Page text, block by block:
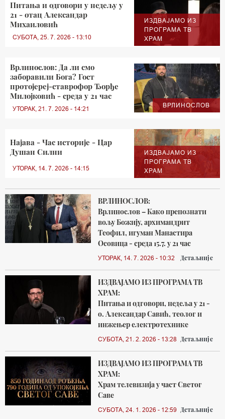
ИЗДВАЈАМО ИЗ
ПРОГРАМА ТВ
ХРАМ
Питања и одговори у недељу у
21 - отац Александар
Михаиловић
СУБОТА, 25. 7. 2026 - 13:10
ВРЛИНОСЛОВ
Врлинослов: Да ли смо
заборавили Бога? Гост
протојереј-ставрофор Ђорђе
Милојковић - среда у 21 час
УТОРАК, 21. 7. 2026 - 14:21
ИЗДВАЈАМО ИЗ
ПРОГРАМА ТВ
ХРАМ
Најава - Час историје - Цар
Душан Силни
УТОРАК, 14. 7. 2026 - 14:15
ВРЛИНОСЛОВ:
Врлинослов – Како препознати
вољу Божију, архимандрит
Теофил, игуман Манастира
Осовица - среда 15.7. у 21 час
УТОРАК, 14. 7. 2026 - 10:32 Детаљније
ИЗДВАЈАМО ИЗ ПРОГРАМА ТВ
ХРАМ:
Питања и одговори, недеља у 21 -
о. Александар Савић, теолог и
инжењер електротехнике
СУБОТА, 21. 2. 2026 - 13:28 Детаљније
ИЗДВАЈАМО ИЗ ПРОГРАМА ТВ
ХРАМ:
Храм телевизија у част Светог
Саве
СУБОТА, 24. 1. 2026 - 12:59 Детаљније